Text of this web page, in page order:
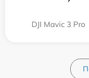
DJI Mavic 3 Pro